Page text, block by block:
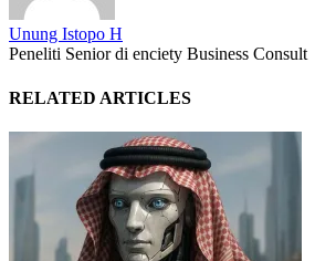
Unung Istopo H
Peneliti Senior di enciety Business Consult
RELATED ARTICLES